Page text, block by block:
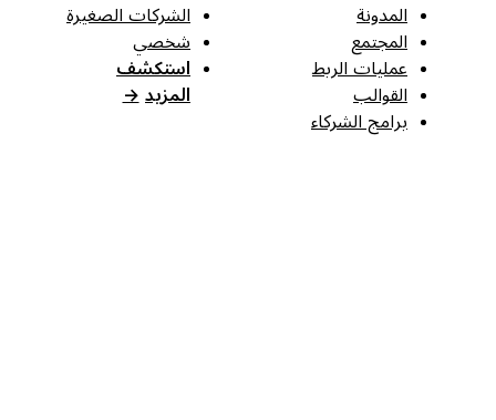
المدونة
المجتمع
عمليات الربط
القوالب
برامج الشركاء
الشركات الصغيرة
شخصي
استكشف
المزيد →